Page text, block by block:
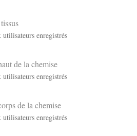
utilisateurs enregistrés
de la chemise
utilisateurs enregistrés
de la chemise
utilisateurs enregistrés